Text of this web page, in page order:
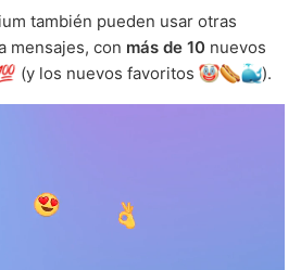
también pueden usar otras
mensajes, con más de 10 nuevos
(y los nuevos favoritos ).